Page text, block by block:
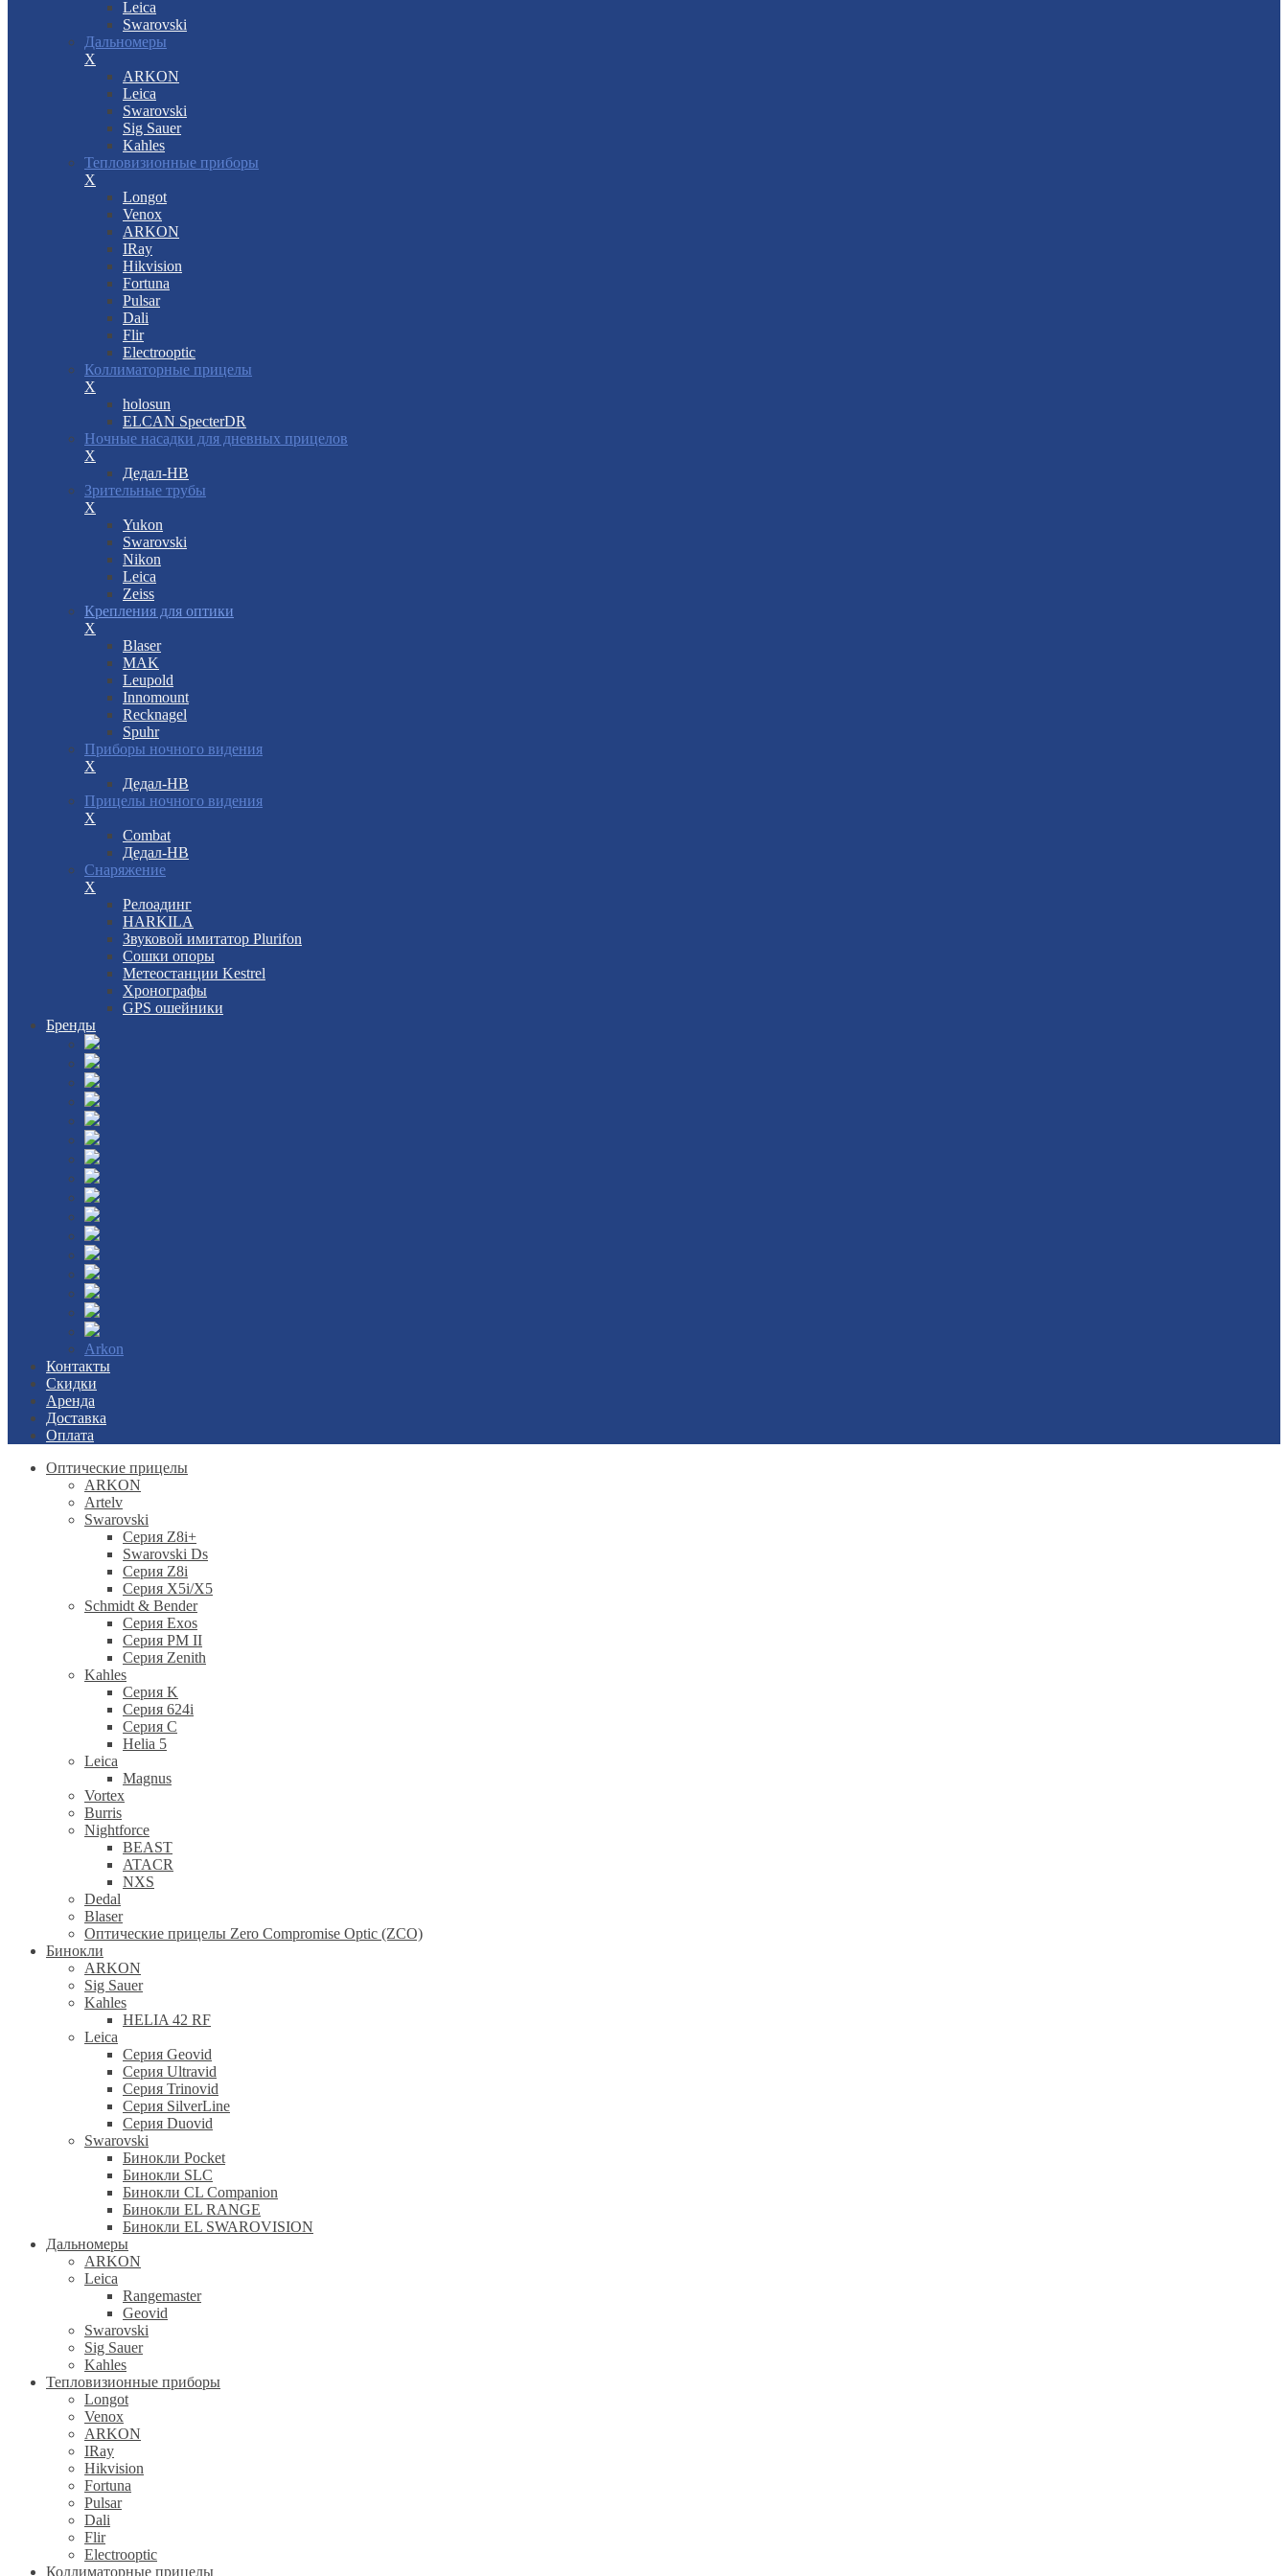
Leica
Swarovski
Дальномеры
X
ARKON
Leica
Swarovski
Sig Sauer
Kahles
Тепловизионные приборы
X
Longot
Venox
ARKON
IRay
Hikvision
Fortuna
Pulsar
Dali
Flir
Electrooptic
Коллиматорные прицелы
X
holosun
ELCAN SpecterDR
Ночные насадки для дневных прицелов
X
Дедал-НВ
Зрительные трубы
X
Yukon
Swarovski
Nikon
Leica
Zeiss
Крепления для оптики
X
Blaser
MAK
Leupold
Innomount
Recknagel
Spuhr
Приборы ночного видения
X
Дедал-НВ
Прицелы ночного видения
X
Combat
Дедал-НВ
Снаряжение
X
Релоадинг
HARKILA
Звуковой имитатор Plurifon
Сошки опоры
Метеостанции Kestrel
Хронографы
GPS ошейники
Бренды
Arkon
Контакты
Скидки
Аренда
Доставка
Оплата
Оптические прицелы
ARKON
Artelv
Swarovski
Серия Z8i+
Swarovski Ds
Серия Z8i
Серия X5i/X5
Schmidt & Bender
Серия Exos
Серия PM II
Cерия Zenith
Kahles
Серия K
Серия 624i
Серия С
Helia 5
Leica
Magnus
Vortex
Burris
Nightforce
BEAST
ATACR
NXS
Dedal
Blaser
Оптические прицелы Zero Compromise Optic (ZCO)
Бинокли
ARKON
Sig Sauer
Kahles
HELIA 42 RF
Leica
Серия Geovid
Серия Ultravid
Серия Trinovid
Серия SilverLine
Серия Duovid
Swarovski
Бинокли Pocket
Бинокли SLC
Бинокли CL Companion
Бинокли EL RANGE
Бинокли EL SWAROVISION
Дальномеры
ARKON
Leica
Rangemaster
Geovid
Swarovski
Sig Sauer
Kahles
Тепловизионные приборы
Longot
Venox
ARKON
IRay
Hikvision
Fortuna
Pulsar
Dali
Flir
Electrooptic
Коллиматорные прицелы